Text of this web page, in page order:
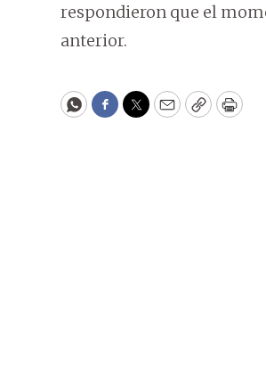
respondieron que el
anterior.
WhatsApp
Facebook
Twitter
EmailCopyPrint